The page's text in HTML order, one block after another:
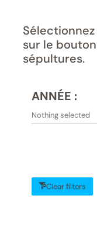
sur le
sépultures.
ANNÉE :
Nothing selected
Clear filters